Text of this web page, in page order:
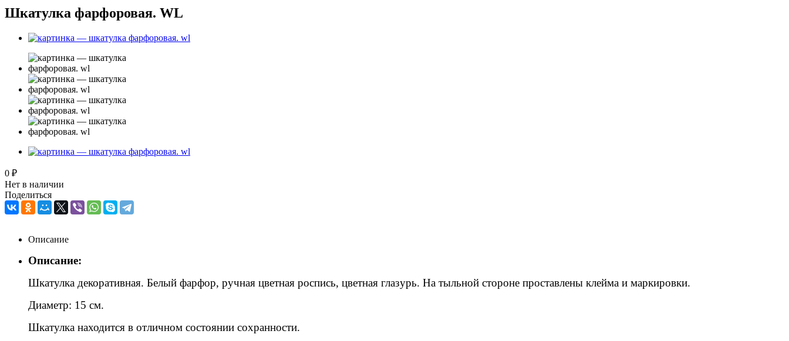
Шкатулка фарфоровая. WL
0 ₽
Нет в наличии
Поделиться
Описание
Описание:
Шкатулка декоративная. Белый фарфор, ручная цветная роспись, цветная глазурь. На тыльной стороне проставлены клейма и маркировки.
Диаметр: 15 см.
Шкатулка находится в отличном состоянии сохранности.